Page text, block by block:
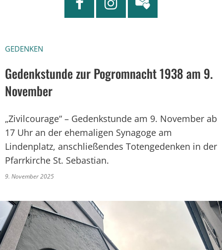
GEDENKEN
Gedenkstunde zur Pogromnacht 1938 am 9.
November
„Zivilcourage“ – Gedenkstunde am 9. November ab
17 Uhr an der ehemaligen Synagoge am
Lindenplatz, anschließendes Totengedenken in der
Pfarrkirche St. Sebastian.
9. November 2025